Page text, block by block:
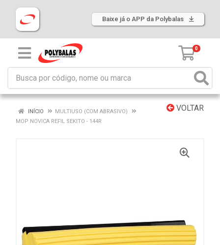
Baixe já o APP da Polybalas
0
VOLTAR
INÍCIO
MULTIUSO (COM ABRASIVO)
MOP NOVICA REFIL SEKITO - 144R